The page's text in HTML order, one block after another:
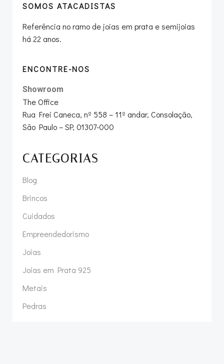
SOMOS ATACADISTAS
Referência no ramo de joias em prata e semijoias
há 22 anos.
ENCONTRE-NOS
Showroom
The Office
Rua Frei Caneca, nº 558 – 11º andar, Consolação,
São Paulo – SP, 01307-000
CATEGORIAS
Blog
Brincos
Cuidados
Empreendedorismo
Joias
Joias em Prata 925
Metais
Pedras